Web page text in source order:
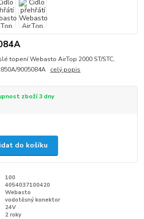
topení Webasto AirTop 2000 ST/STC,
9005084A celý popis
zboží 3 dny
do košíku
100
4054037100420
Webasto
vodotěsný konektor
24V
2 roky